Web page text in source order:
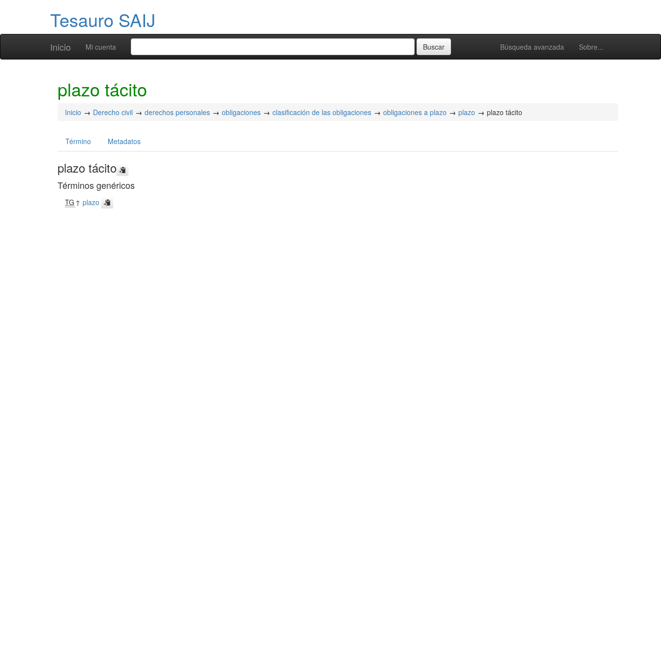
Tesauro SAIJ
Inicio Búsqueda avanzada Sobre...
Mi cuenta
plazo tácito
Inicio Derecho civil derechos personales obligaciones clasificación de las obligaciones obligaciones a plazo plazo plazo tácito
Término Metadatos
plazo tácito
Términos genéricos
TG ↑plazo